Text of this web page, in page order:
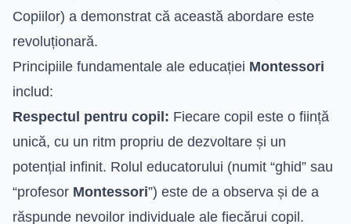
Copiilor) a demonstrat că această abordare este
revoluționară.
Principiile fundamentale ale educației Montessori
includ:
Respectul pentru copil: Fiecare copil este o ființă
unică, cu un ritm propriu de dezvoltare și un
potențial infinit. Rolul educatorului (numit “ghid” sau
“profesor Montessori”) este de a observa și de a
răspunde nevoilor individuale ale fiecărui copil.